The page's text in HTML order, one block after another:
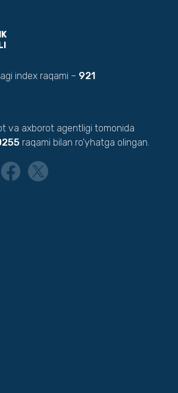
index raqami – 921
va axborot agentligi tomonida
raqami bilan ro'yhatga olingan.